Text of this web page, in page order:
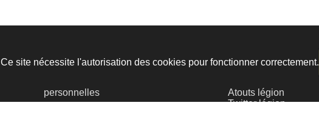
personnelles
Atouts légion
Twitter légion
Ce site nécessite l'autorisation des cookies pour fonctionner correctement.